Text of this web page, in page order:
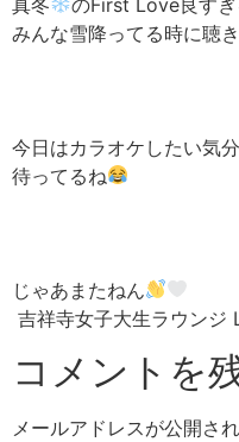
みんな雪降ってる時に聴
今日はカラオケしたい気分
待ってるね
じゃあまたねん
吉祥寺女子大生ラウンジ
コメントを
メールアドレスが公開さ